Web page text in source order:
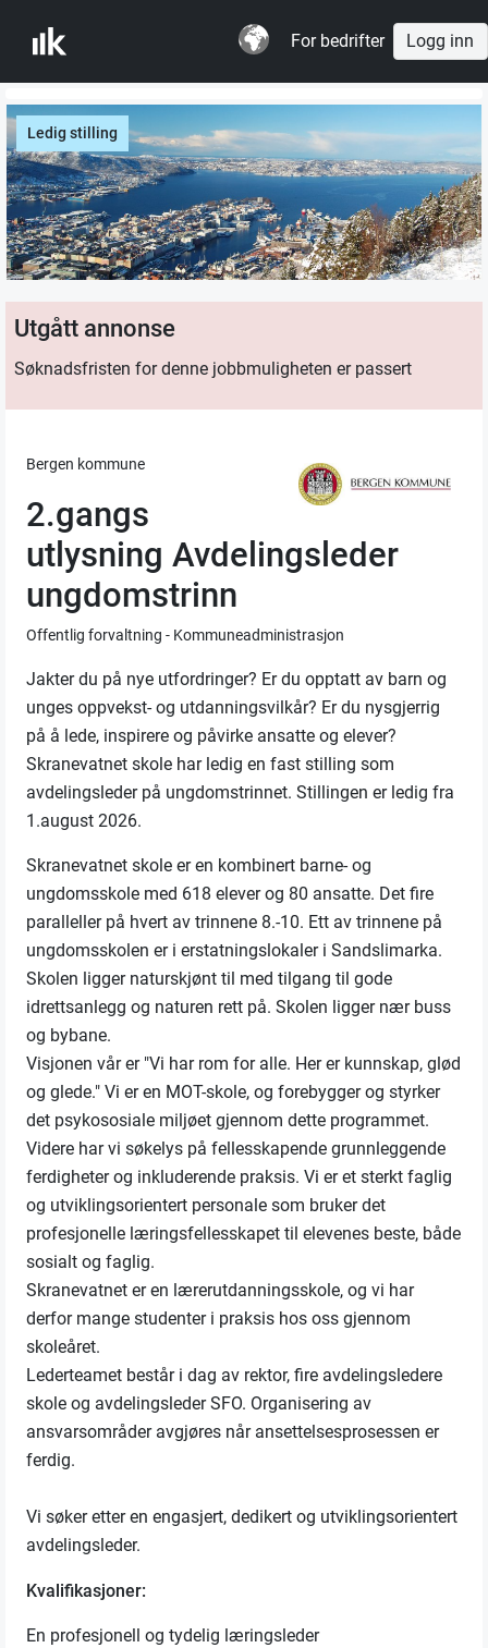
For bedrifter Logg inn
Ledig stilling
Utgått annonse
Søknadsfristen for denne jobbmuligheten er passert
Bergen kommune
2.gangs
utlysning Avdelingsleder
ungdomstrinn
Offentlig forvaltning - Kommuneadministrasjon
Jakter du på nye utfordringer? Er du opptatt av barn og
unges oppvekst- og utdanningsvilkår? Er du nysgjerrig
på å lede, inspirere og påvirke ansatte og elever?
Skranevatnet skole har ledig en fast stilling som
avdelingsleder på ungdomstrinnet. Stillingen er ledig fra
1.august 2026.
Skranevatnet skole er en kombinert barne- og
ungdomsskole med 618 elever og 80 ansatte. Det fire
paralleller på hvert av trinnene 8.-10. Ett av trinnene på
ungdomsskolen er i erstatningslokaler i Sandslimarka.
Skolen ligger naturskjønt til med tilgang til gode
idrettsanlegg og naturen rett på. Skolen ligger nær buss
og bybane.
Visjonen vår er "Vi har rom for alle. Her er kunnskap, glød
og glede." Vi er en MOT-skole, og forebygger og styrker
det psykososiale miljøet gjennom dette programmet.
Videre har vi søkelys på fellesskapende grunnleggende
ferdigheter og inkluderende praksis. Vi er et sterkt faglig
og utviklingsorientert personale som bruker det
profesjonelle læringsfellesskapet til elevenes beste, både
sosialt og faglig.
Skranevatnet er en lærerutdanningsskole, og vi har
derfor mange studenter i praksis hos oss gjennom
skoleåret.
Lederteamet består i dag av rektor, fire avdelingsledere
skole og avdelingsleder SFO. Organisering av
ansvarsområder avgjøres når ansettelsesprosessen er
ferdig.
Vi søker etter en engasjert, dedikert og utviklingsorientert
avdelingsleder.
Kvalifikasjoner:
En profesjonell og tydelig læringsleder